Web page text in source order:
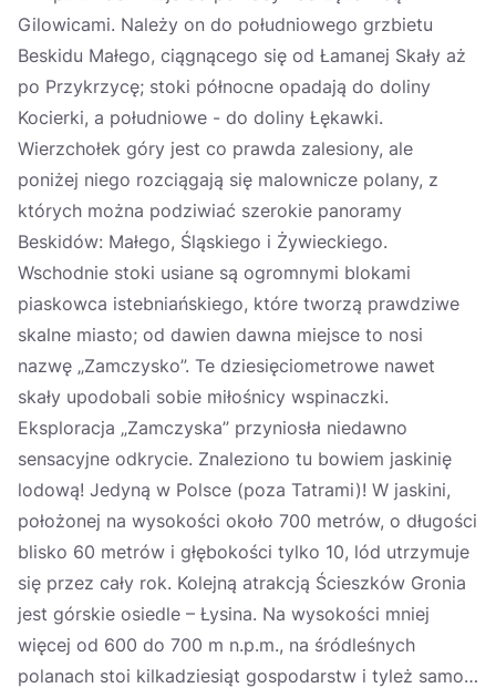
Gilowicami. Należy on do południowego grzbietu
Beskidu Małego, ciągnącego się od Łamanej Skały aż
po Przykrzycę; stoki północne opadają do doliny
Kocierki, a południowe - do doliny Łękawki.
Wierzchołek góry jest co prawda zalesiony, ale
poniżej niego rozciągają się malownicze polany, z
których można podziwiać szerokie panoramy
Beskidów: Małego, Śląskiego i Żywieckiego.
Wschodnie stoki usiane są ogromnymi blokami
piaskowca istebniańskiego, które tworzą prawdziwe
skalne miasto; od dawien dawna miejsce to nosi
nazwę „Zamczysko”. Te dziesięciometrowe nawet
skały upodobali sobie miłośnicy wspinaczki.
Eksploracja „Zamczyska” przyniosła niedawno
sensacyjne odkrycie. Znaleziono tu bowiem jaskinię
lodową! Jedyną w Polsce (poza Tatrami)! W jaskini,
położonej na wysokości około 700 metrów, o długości
blisko 60 metrów i głębokości tylko 10, lód utrzymuje
się przez cały rok. Kolejną atrakcją Ścieszków Gronia
jest górskie osiedle – Łysina. Na wysokości mniej
więcej od 600 do 700 m n.p.m., na śródleśnych
polanach stoi kilkadziesiąt gospodarstw i tyleż samo…